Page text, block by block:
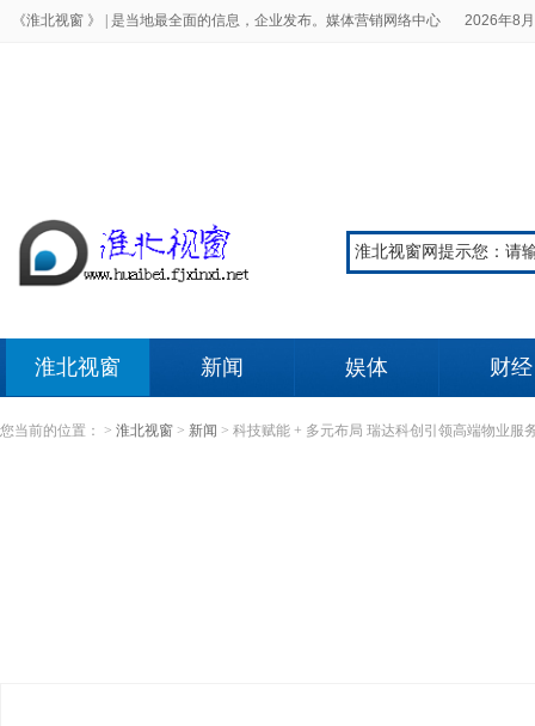
《淮北视窗 》 | 是当地最全面的信息，企业发布。媒体营销网络中心 2026年8
淮北视窗 新闻 娱体 财经
您当前的位置： > 淮北视窗 > 新闻 > 科技赋能 + 多元布局 瑞达科创引领高端物业服